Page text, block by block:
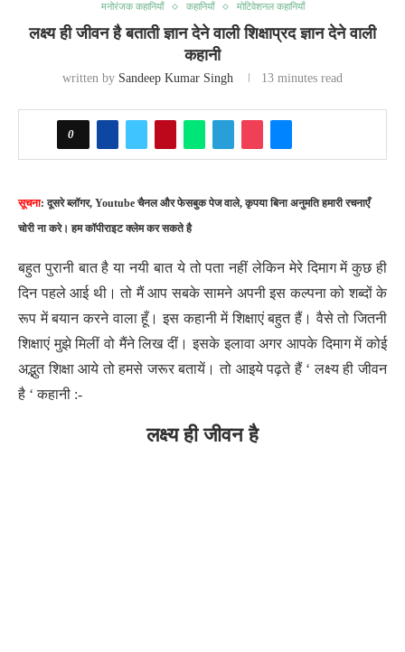
मनोरंजक कहानियाँ कहानियाँ मोटिवेशनल कहानियाँ
लक्ष्य ही जीवन है बताती ज्ञान देने वाली शिक्षाप्रद ज्ञान देने वाली
कहानी
written by Sandeep Kumar Singh 13 minutes read
0
सूचना: दूसरे ब्लॉगर, Youtube चैनल और फेसबुक पेज वाले, कृपया बिना अनुमति हमारी रचनाएँ
चोरी ना करे। हम कॉपीराइट क्लेम कर सकते है
बहुत पुरानी बात है या नयी बात ये तो पता नहीं लेकिन मेरे दिमाग में कुछ ही
दिन पहले आई थी। तो मैं आप सबके सामने अपनी इस कल्पना को शब्दों के
रूप में बयान करने वाला हूँ। इस कहानी में शिक्षाएं बहुत हैं। वैसे तो जितनी
शिक्षाएं मुझे मिलीं वो मैंने लिख दीं। इसके इलावा अगर आपके दिमाग में कोई
अद्भुत शिक्षा आये तो हमसे जरूर बतायें। तो आइये पढ़ते हैं ‘ लक्ष्य ही जीवन
है ‘ कहानी :-
लक्ष्य ही जीवन है